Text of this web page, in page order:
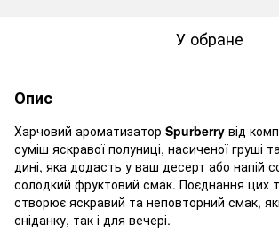
У обране
Опис
Харчовий ароматизатор Spurberry від
суміш яскравої полуниці, насиченої груші
дині, яка додасть у ваш десерт або напій
солодкий фруктовий смак. Поєднання цих
створює яскравий та неповторний смак,
сніданку, так і для вечері.